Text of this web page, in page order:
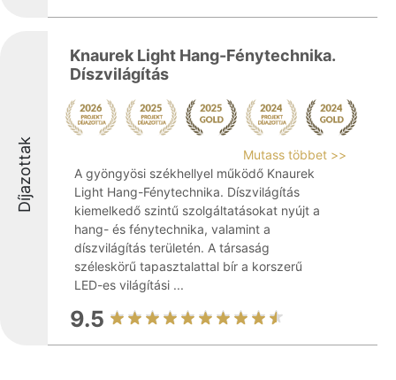
Díjazottak
Knaurek Light Hang-Fénytechnika.
Díszvilágítás
Mutass többet >>
A gyöngyösi székhellyel működő Knaurek
Light Hang-Fénytechnika. Díszvilágítás
kiemelkedő szintű szolgáltatásokat nyújt a
hang- és fénytechnika, valamint a
díszvilágítás területén. A társaság
széleskörű tapasztalattal bír a korszerű
LED-es világítási ...
9.5